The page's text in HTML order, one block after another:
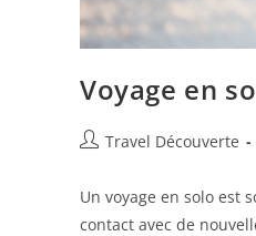
Voyage en
Travel Découverte
Un voyage en solo est
contact avec de